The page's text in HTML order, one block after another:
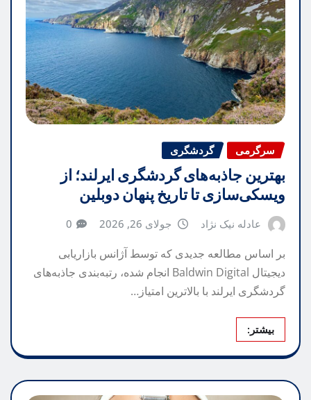
سرگرمی گردشگری
بهترین جاذبه‌های گردشگری ایرلند؛ از
ویسکی‌سازی تا تاریخ پنهان دوبلین
عادله نیک نژاد جولای 26, 2026 0
بر اساس مطالعه جدیدی که توسط آژانس بازاریابی
دیجیتال Baldwin Digital انجام شده، رتبه‌بندی جاذبه‌های
گردشگری ایرلند با بالاترین امتیاز…
بیشتر: